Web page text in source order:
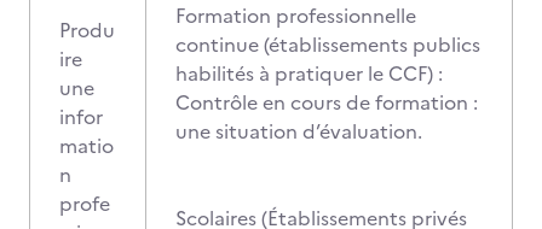
Produ
ire
une
infor
matio
n
profe
Formation professionnelle
continue (établissements publics
habilités à pratiquer le CCF) :
Contrôle en cours de formation :
une situation d’évaluation.
Scolaires (Établissements privés